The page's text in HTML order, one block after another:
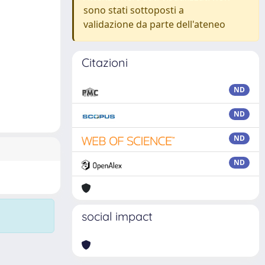
sono stati sottoposti a
validazione da parte dell'ateneo
Citazioni
ND
ND
ND
ND
social impact